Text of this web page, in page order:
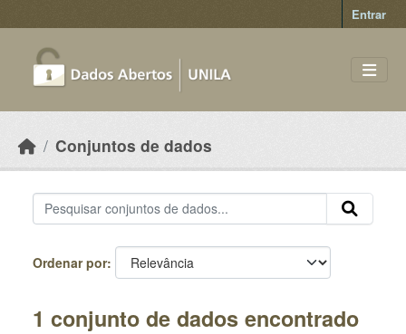
Entrar
Conjuntos de dados
Ordenar por
1 conjunto de dados encontrado